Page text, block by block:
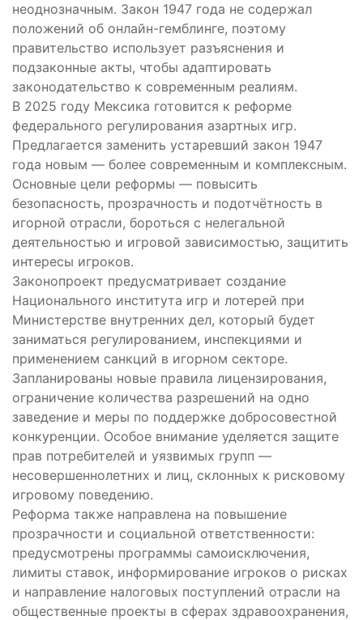
неоднозначным. Закон 1947 года не содержал
положений об онлайн-гемблинге, поэтому
правительство использует разъяснения и
подзаконные акты, чтобы адаптировать
законодательство к современным реалиям.
В 2025 году Мексика готовится к реформе
федерального регулирования азартных игр.
Предлагается заменить устаревший закон 1947
года новым — более современным и комплексным.
Основные цели реформы — повысить
безопасность, прозрачность и подотчётность в
игорной отрасли, бороться с нелегальной
деятельностью и игровой зависимостью, защитить
интересы игроков.
Законопроект предусматривает создание
Национального института игр и лотерей при
Министерстве внутренних дел, который будет
заниматься регулированием, инспекциями и
применением санкций в игорном секторе.
Запланированы новые правила лицензирования,
ограничение количества разрешений на одно
заведение и меры по поддержке добросовестной
конкуренции. Особое внимание уделяется защите
прав потребителей и уязвимых групп —
несовершеннолетних и лиц, склонных к рисковому
игровому поведению.
Реформа также направлена на повышение
прозрачности и социальной ответственности:
предусмотрены программы самоисключения,
лимиты ставок, информирование игроков о рисках
и направление налоговых поступлений отрасли на
общественные проекты в сферах здравоохранения,